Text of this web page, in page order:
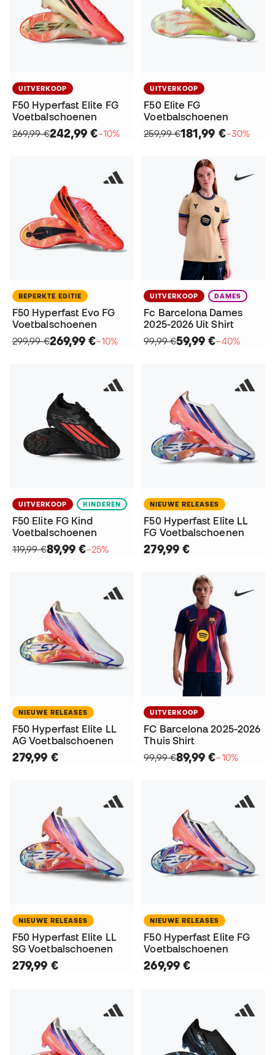
UITVERKOOP
F50 Hyperfast Elite FG
Voetbalschoenen
269,99 €242,99 €−10%
UITVERKOOP
F50 Elite FG
Voetbalschoenen
259,99 €181,99 €−30%
BEPERKTE EDITIE
F50 Hyperfast Evo FG
Voetbalschoenen
299,99 €269,99 €−10%
UITVERKOOP DAMES
Fc Barcelona Dames
2025-2026 Uit Shirt
99,99 €59,99 €−40%
UITVERKOOP KINDEREN
F50 Elite FG Kind
Voetbalschoenen
119,99 €89,99 €−25%
NIEUWE RELEASES
F50 Hyperfast Elite LL
FG Voetbalschoenen
279,99 €
NIEUWE RELEASES
F50 Hyperfast Elite LL
AG Voetbalschoenen
279,99 €
UITVERKOOP
FC Barcelona 2025-2026
Thuis Shirt
99,99 €89,99 €−10%
NIEUWE RELEASES
F50 Hyperfast Elite LL
SG Voetbalschoenen
279,99 €
NIEUWE RELEASES
F50 Hyperfast Elite FG
Voetbalschoenen
269,99 €